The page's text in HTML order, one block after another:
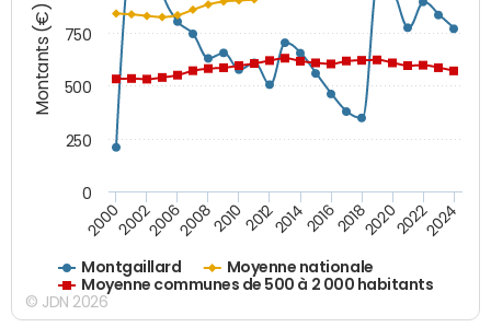
Montants (€)
Montgaillard
Moyenne nationale
Moyenne communes de 500 à 2 000 habitants
200020022006200820102012201420162018202020222024
0
250
500
750
© JDN 2026